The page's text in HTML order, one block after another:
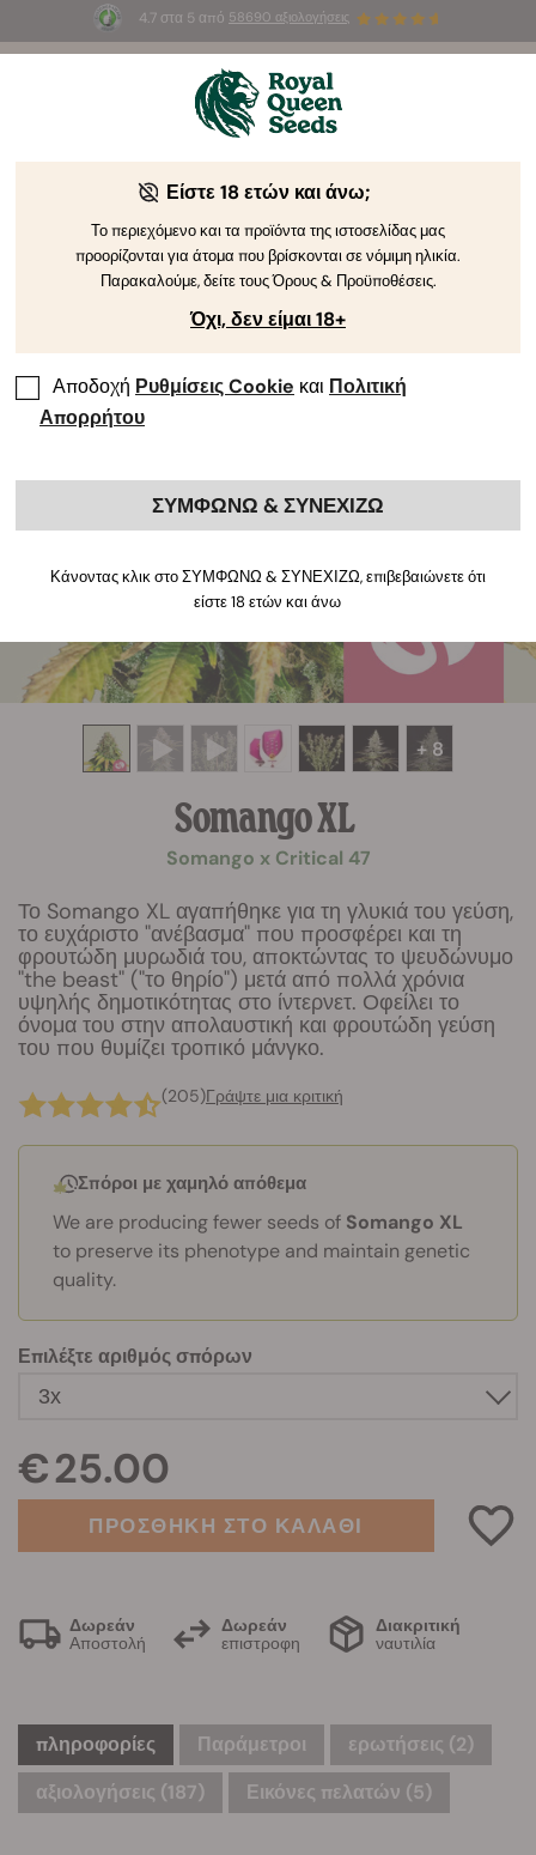
4.7 στα 5 από 58690 αξιολογήσεις
3 σπόρους White Widow AutoΔΩΡΕΑΝ για τους
+ 8
Somango XL
Somango x Critical 47
Το Somango XL αγαπήθηκε για τη γλυκιά του γεύση,
το ευχάριστο "ανέβασμα" που προσφέρει και τη
φρουτώδη μυρωδιά του, αποκτώντας το ψευδώνυμο
"the beast" ("το θηρίο") μετά από πολλά χρόνια
υψηλής δημοτικότητας στο ίντερνετ. Οφείλει το
όνομα του στην απολαυστική και φρουτώδη γεύση
του που θυμίζει τροπικό μάνγκο.
(205)Γράψτε μια κριτική
Σπόροι με χαμηλό απόθεμα
We are producing fewer seeds of Somango XL
to preserve its phenotype and maintain genetic
quality.
Επιλέξτε αριθμός σπόρων
€ 25.00
ΠΡΟΣΘΗΚΗ ΣΤΟ ΚΑΛΑΘΙ
Δωρεάν
Αποστολή
Δωρεάν
επιστροφη
Διακριτική
ναυτιλία
πληροφορίες Παράμετροι ερωτήσεις (2)
αξιολογήσεις (187)
Εικόνες πελατών (5)
Είστε 18 ετών και άνω;
Το περιεχόμενο και τα προϊόντα της ιστοσελίδας μας
προορίζονται για άτομα που βρίσκονται σε νόμιμη ηλικία.
Παρακαλούμε, δείτε τους Όρους & Προϋποθέσεις.
Όχι, δεν είμαι 18+
Αποδοχή Ρυθμίσεις Cookie και Πολιτική
Απορρήτου
ΣΥΜΦΩΝΩ & ΣΥΝΕΧΙΖΩ
Κάνοντας κλικ στο ΣΥΜΦΩΝΩ & ΣΥΝΕΧΙΖΩ, επιβεβαιώνετε ότι
είστε 18 ετών και άνω